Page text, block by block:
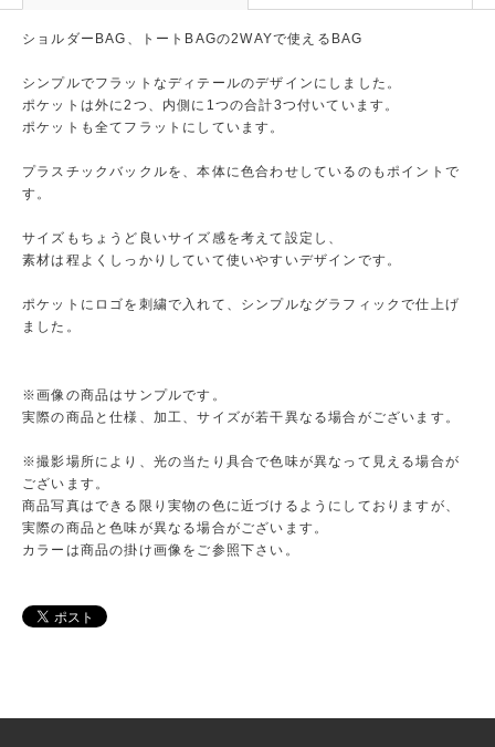
ショルダーBAG、トートBAGの2WAYで使えるBAG
シンプルでフラットなディテールのデザインにしました。
ポケットは外に2つ、内側に1つの合計3つ付いています。
ポケットも全てフラットにしています。
プラスチックバックルを、本体に色合わせしているのもポイントで
す。
サイズもちょうど良いサイズ感を考えて設定し、
素材は程よくしっかりしていて使いやすいデザインです。
ポケットにロゴを刺繍で入れて、シンプルなグラフィックで仕上げ
ました。
※画像の商品はサンプルです。
実際の商品と仕様、加工、サイズが若干異なる場合がございます。
※撮影場所により、光の当たり具合で色味が異なって見える場合が
ございます。
商品写真はできる限り実物の色に近づけるようにしておりますが、
実際の商品と色味が異なる場合がございます。
カラーは商品の掛け画像をご参照下さい。